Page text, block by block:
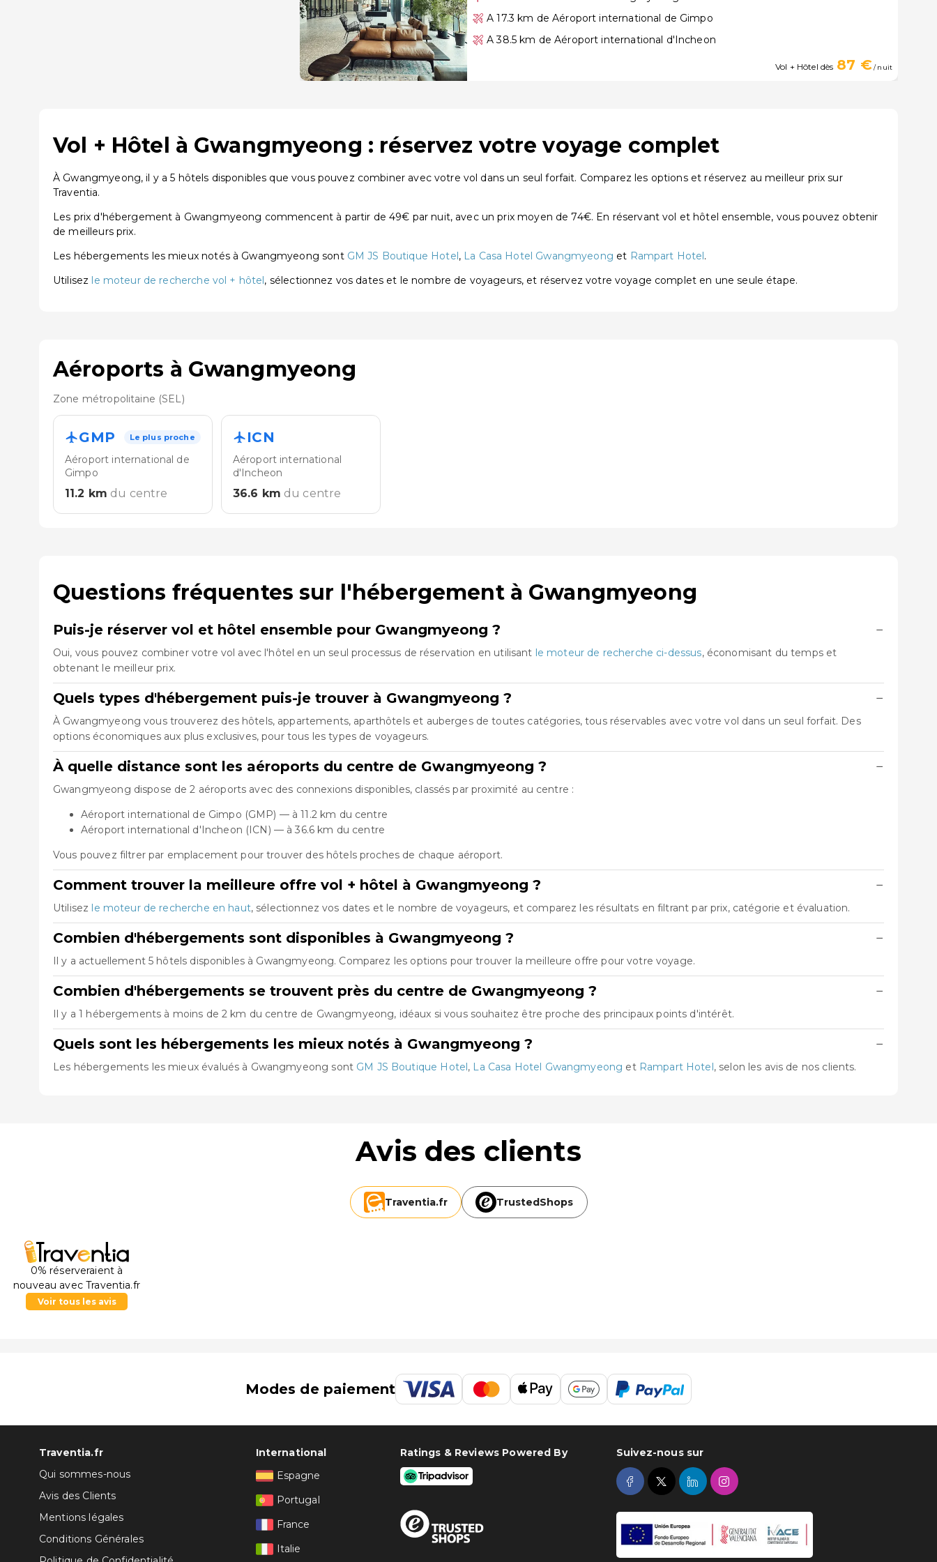
A 17.3 km de Aéroport international de Gimpo
A 38.5 km de Aéroport international d'Incheon
Vol + Hôtel dès 87 €/ nuit
Vol + Hôtel à Gwangmyeong : réservez votre voyage complet
À Gwangmyeong, il y a 5 hôtels disponibles que vous pouvez combiner avec votre vol dans un seul forfait. Comparez les options et réservez au meilleur prix sur
Traventia.
Les prix d'hébergement à Gwangmyeong commencent à partir de 49€ par nuit, avec un prix moyen de 74€. En réservant vol et hôtel ensemble, vous pouvez obtenir
de meilleurs prix.
Les hébergements les mieux notés à Gwangmyeong sont GM JS Boutique Hotel, La Casa Hotel Gwangmyeong et Rampart Hotel.
Utilisez le moteur de recherche vol + hôtel, sélectionnez vos dates et le nombre de voyageurs, et réservez votre voyage complet en une seule étape.
Aéroports à Gwangmyeong
Zone métropolitaine (SEL)
GMP Le plus proche
Aéroport international de
Gimpo
11.2 km du centre
ICN
Aéroport international
d'Incheon
36.6 km du centre
Questions fréquentes sur l'hébergement à Gwangmyeong
Puis-je réserver vol et hôtel ensemble pour Gwangmyeong ? −
Oui, vous pouvez combiner votre vol avec l'hôtel en un seul processus de réservation en utilisant le moteur de recherche ci-dessus, économisant du temps et
obtenant le meilleur prix.
Quels types d'hébergement puis-je trouver à Gwangmyeong ? −
À Gwangmyeong vous trouverez des hôtels, appartements, aparthôtels et auberges de toutes catégories, tous réservables avec votre vol dans un seul forfait. Des
options économiques aux plus exclusives, pour tous les types de voyageurs.
À quelle distance sont les aéroports du centre de Gwangmyeong ? −
Gwangmyeong dispose de 2 aéroports avec des connexions disponibles, classés par proximité au centre :
Aéroport international de Gimpo (GMP) — à 11.2 km du centre
Aéroport international d'Incheon (ICN) — à 36.6 km du centre
Vous pouvez filtrer par emplacement pour trouver des hôtels proches de chaque aéroport.
Comment trouver la meilleure offre vol + hôtel à Gwangmyeong ? −
Utilisez le moteur de recherche en haut, sélectionnez vos dates et le nombre de voyageurs, et comparez les résultats en filtrant par prix, catégorie et évaluation.
Combien d'hébergements sont disponibles à Gwangmyeong ? −
Il y a actuellement 5 hôtels disponibles à Gwangmyeong. Comparez les options pour trouver la meilleure offre pour votre voyage.
Combien d'hébergements se trouvent près du centre de Gwangmyeong ? −
Il y a 1 hébergements à moins de 2 km du centre de Gwangmyeong, idéaux si vous souhaitez être proche des principaux points d'intérêt.
Quels sont les hébergements les mieux notés à Gwangmyeong ? −
Les hébergements les mieux évalués à Gwangmyeong sont GM JS Boutique Hotel, La Casa Hotel Gwangmyeong et Rampart Hotel, selon les avis de nos clients.
Avis des clients
Traventia.fr TrustedShops
0% réserveraient à
nouveau avec Traventia.fr
Voir tous les avis
Modes de paiement
Traventia.fr
Qui sommes-nous
Avis des Clients
Mentions légales
Conditions Générales
International
Espagne
Portugal
France
Italie
Ratings & Reviews Powered By Suivez-nous sur